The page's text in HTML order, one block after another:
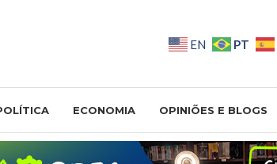
EN PT
ECONOMIA OPINIÕES E BLOGS